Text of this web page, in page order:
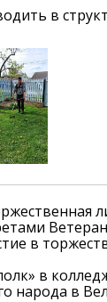
в
в
в
народа в